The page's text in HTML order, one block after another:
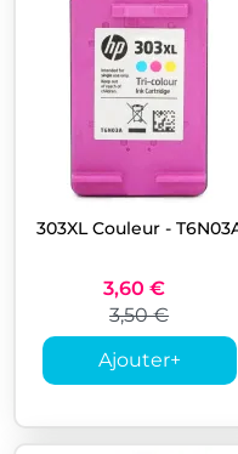
303XL Couleur -
3,60 €
3,50 €
Ajouter+